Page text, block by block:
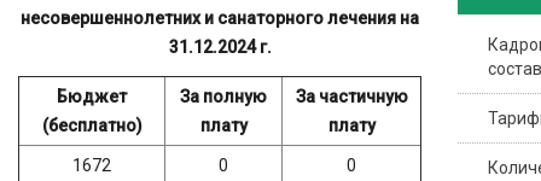
несовершеннолетних и санаторного лечения на
31.12.2024 г.
Бюджет
(бесплатно)
За полную
плату
За частичную
плату
1672 0 0